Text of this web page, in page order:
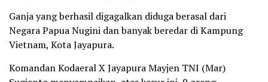
Ganja yang berhasil digagalkan diduga berasal dari
Negara Papua Nugini dan banyak beredar di Kampung
Vietnam, Kota Jayapura.
Komandan Kodaeral X Jayapura Mayjen TNI (Mar)